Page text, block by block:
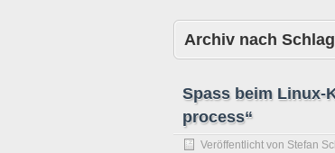
Archiv nach
Spass beim Linux-
process“
Veröffentlicht von Stefan